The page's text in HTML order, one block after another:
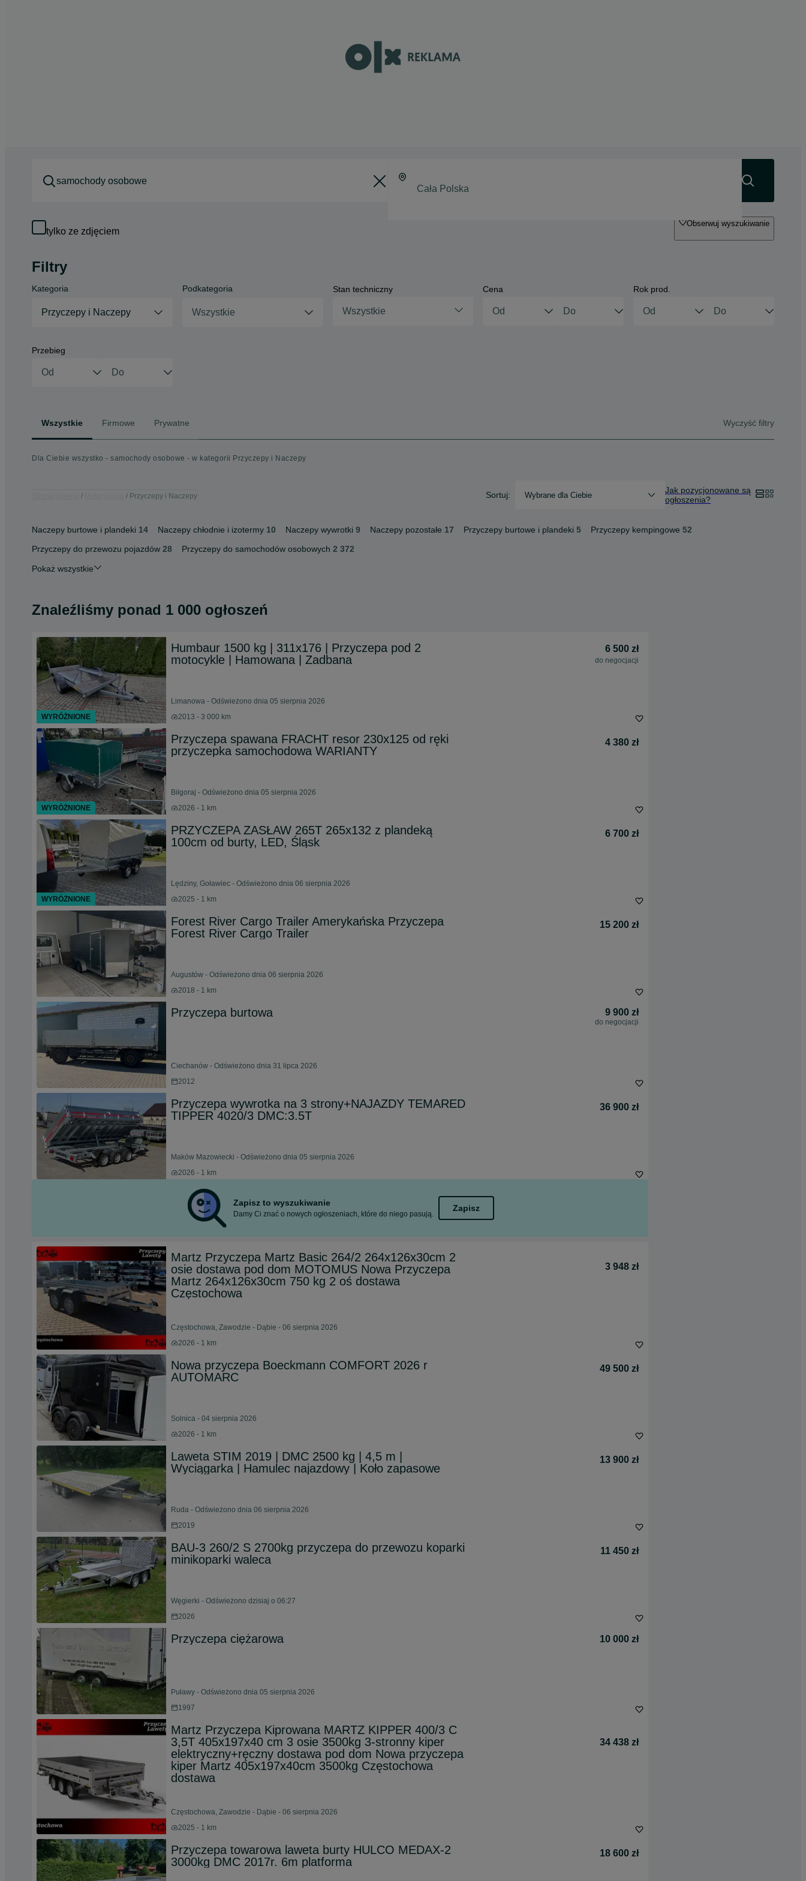
tylko ze zdjęciem
Obserwuj wyszukiwanie
Filtry
Kategoria
Przyczepy i Naczepy
Podkategoria
Wszystkie
Stan techniczny
Wszystkie
Cena Rok prod.
Przebieg
Wszystkie Firmowe Prywatne Wyczyść filtry
Dla Ciebie wszystko - samochody osobowe - w kategorii Przyczepy i Naczepy
Przyczepy i Naczepy Sortuj: Wybrane dla Ciebie
Jak pozycjonowane są
ogłoszenia?
Naczepy burtowe i plandeki 14 Naczepy chłodnie i izotermy 10 Naczepy wywrotki 9 Naczepy pozostałe 17 Przyczepy burtowe i plandeki 5 Przyczepy kempingowe 52
Przyczepy do przewozu pojazdów 28 Przyczepy do samochodów osobowych 2 372
Pokaż wszystkie
Znaleźliśmy ponad 1 000 ogłoszeń
Humbaur 1500 kg | 311x176 | Przyczepa pod 2
motocykle | Hamowana | Zadbana
6 500 zł
do negocjacji
Limanowa - Odświeżono dnia 05 sierpnia 2026
2013 - 3 000 km
Przyczepa spawana FRACHT resor 230x125 od ręki
przyczepka samochodowa WARIANTY
4 380 zł
Biłgoraj - Odświeżono dnia 05 sierpnia 2026
2026 - 1 km
PRZYCZEPA ZASŁAW 265T 265x132 z plandeką
100cm od burty, LED, Śląsk
6 700 zł
Lędziny, Goławiec - Odświeżono dnia 06 sierpnia 2026
2025 - 1 km
Forest River Cargo Trailer Amerykańska Przyczepa
Forest River Cargo Trailer
15 200 zł
Augustów - Odświeżono dnia 06 sierpnia 2026
2018 - 1 km
Przyczepa burtowa 9 900 zł
do negocjacji
Ciechanów - Odświeżono dnia 31 lipca 2026
2012
Przyczepa wywrotka na 3 strony+NAJAZDY TEMARED
TIPPER 4020/3 DMC:3.5T
36 900 zł
Maków Mazowiecki - Odświeżono dnia 05 sierpnia 2026
2026 - 1 km
Zapisz to wyszukiwanie
Damy Ci znać o nowych ogłoszeniach, które do niego pasują.
Zapisz
Martz Przyczepa Martz Basic 264/2 264x126x30cm 2
osie dostawa pod dom MOTOMUS Nowa Przyczepa
Martz 264x126x30cm 750 kg 2 oś dostawa
Częstochowa
3 948 zł
Częstochowa, Zawodzie - Dąbie - 06 sierpnia 2026
2026 - 1 km
Nowa przyczepa Boeckmann COMFORT 2026 r
AUTOMARC
49 500 zł
Solnica - 04 sierpnia 2026
2026 - 1 km
Laweta STIM 2019 | DMC 2500 kg | 4,5 m |
Wyciągarka | Hamulec najazdowy | Koło zapasowe
13 900 zł
Ruda - Odświeżono dnia 06 sierpnia 2026
2019
BAU-3 260/2 S 2700kg przyczepa do przewozu koparki
minikoparki waleca
11 450 zł
Węgierki - Odświeżono dzisiaj o 06:27
2026
Przyczepa ciężarowa 10 000 zł
Puławy - Odświeżono dnia 05 sierpnia 2026
1997
Martz Przyczepa Kiprowana MARTZ KIPPER 400/3 C
3,5T 405x197x40 cm 3 osie 3500kg 3-stronny kiper
elektryczny+ręczny dostawa pod dom Nowa przyczepa
kiper Martz 405x197x40cm 3500kg Częstochowa
dostawa
34 438 zł
Częstochowa, Zawodzie - Dąbie - 06 sierpnia 2026
2025 - 1 km
Przyczepa towarowa laweta burty HULCO MEDAX-2
3000kg DMC 2017r. 6m platforma
18 600 zł
WYRÓŻNIONE
WYRÓŻNIONE
WYRÓŻNIONE